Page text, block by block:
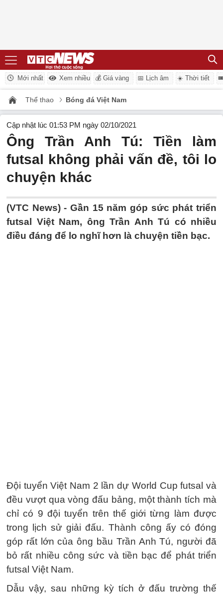
Mới nhất Xem nhiều 💰 Giá vàng 📅 Lịch âm ☀️ Thời tiết
Thể thao Bóng đá Việt Nam
Cập nhật lúc 01:53 PM ngày 02/10/2021
Ông Trần Anh Tú: Tiền làm
futsal không phải vấn đề, tôi lo
chuyện khác
(VTC News) - Gần 15 năm góp sức phát triển
futsal Việt Nam, ông Trần Anh Tú có nhiều
điều đáng để lo nghĩ hơn là chuyện tiền bạc.
Đội tuyển Việt Nam 2 lần dự World Cup futsal và
đều vượt qua vòng đấu bảng, một thành tích mà
chỉ có 9 đội tuyển trên thế giới từng làm được
trong lịch sử giải đấu. Thành công ấy có đóng
góp rất lớn của ông bầu Trần Anh Tú, người đã
bỏ rất nhiều công sức và tiền bạc để phát triển
futsal Việt Nam.
Dẫu vậy, sau những kỳ tích ở đấu trường thế